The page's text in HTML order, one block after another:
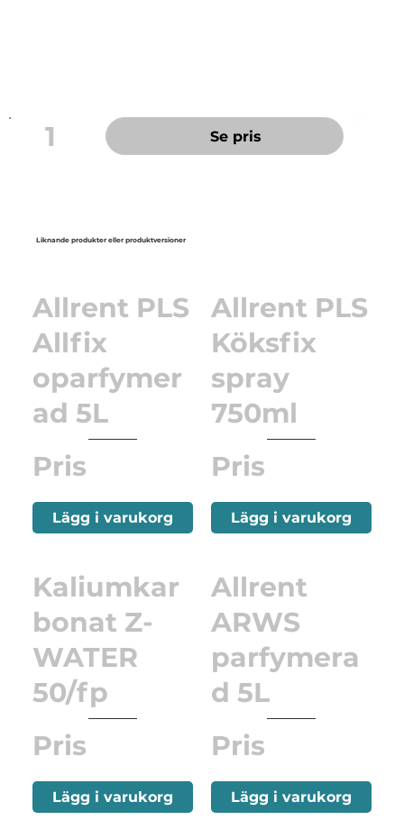
1 Se pris
Liknande produkter eller produktversioner
Allrent PLS
Allfix
oparfymer
ad 5L
Pris
Lägg i varukorg
Allrent PLS
Köksfix
spray
750ml
Pris
Lägg i varukorg
Kaliumkar
bonat Z-
WATER
50/fp
Pris
Lägg i varukorg
Allrent
ARWS
parfymera
d 5L
Pris
Lägg i varukorg